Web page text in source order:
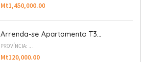
Mt1,450,000.00
Arrenda-se Apartamento T3...
PROVÍNCIA: ...
Mt120,000.00